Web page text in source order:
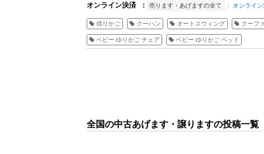
オンライン決済 ： 売ります・あげますの全て オンライ
揺りかご クーハン オートスウィング クーフ
ベビー ゆりかご チェア ベビー ゆりかご ベッド
全国の中古あげます・譲りますの投稿一覧